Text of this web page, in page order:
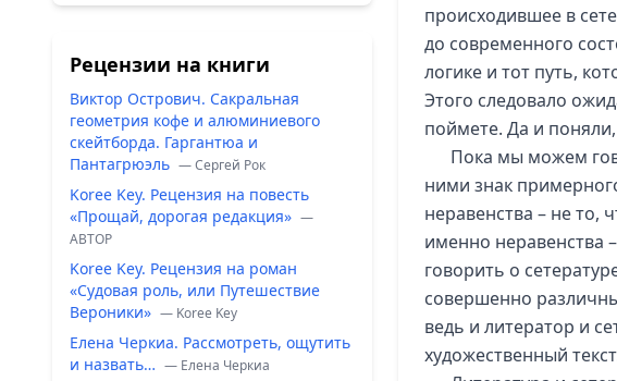
Рецензии на книги
Виктор Острович. Сакральная
геометрия кофе и алюминиевого
скейтборда. Гаргантюа и
Пантагрюэль — Сергей Рок
Koree Key. Рецензия на повесть
«Прощай, дорогая редакция» —
ABTOP
Koree Key. Рецензия на роман
«Судовая роль, или Путешествие
Вероники» — Koree Key
Елена Черкиа. Рассмотреть, ощутить
и назвать… — Елена Черкиа
происходившее в
до современного
логике и тот путь,
Этого следовало
поймете. Да и
Пока мы можем
ними знак
неравенства – не то,
именно неравенства
говорить о
совершенно
ведь и литератор и
художественный